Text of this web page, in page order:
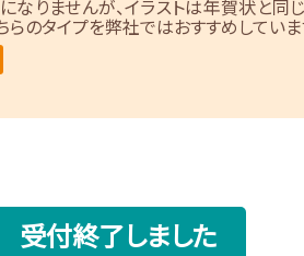
なりませんが、イラストは年賀状と同
のタイプを弊社ではおすすめしていま
受付終了しました